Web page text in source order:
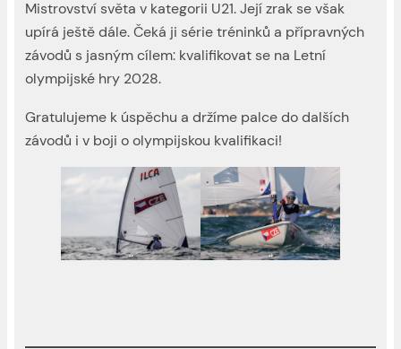
Mistrovství světa v kategorii U21. Její zrak se však
upírá ještě dále. Čeká ji série tréninků a přípravných
závodů s jasným cílem: kvalifikovat se na Letní
olympijské hry 2028.
Gratulujeme k úspěchu a držíme palce do dalších
závodů i v boji o olympijskou kvalifikaci!